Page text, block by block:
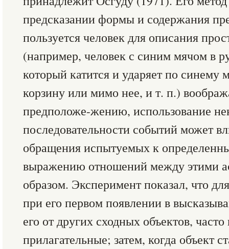
предсказании формы и содержания
пользуется человек для описания
(например, человек с синим мячом в
который катится и ударяет по си­нему
корзину или мимо нее, и т. п.)
предположе-жению, использование
последовательности событий может
обращения испы­туемых к
выражению отношений между этими
обра­зом. Эксперимент показал, что
при его первом появлении в
его от других сходных объектов,
прилагательные; затем, когда объект